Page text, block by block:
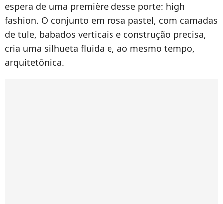
espera de uma première desse porte: high
fashion. O conjunto em rosa pastel, com camadas
de tule, babados verticais e construção precisa,
cria uma silhueta fluida e, ao mesmo tempo,
arquitetônica.